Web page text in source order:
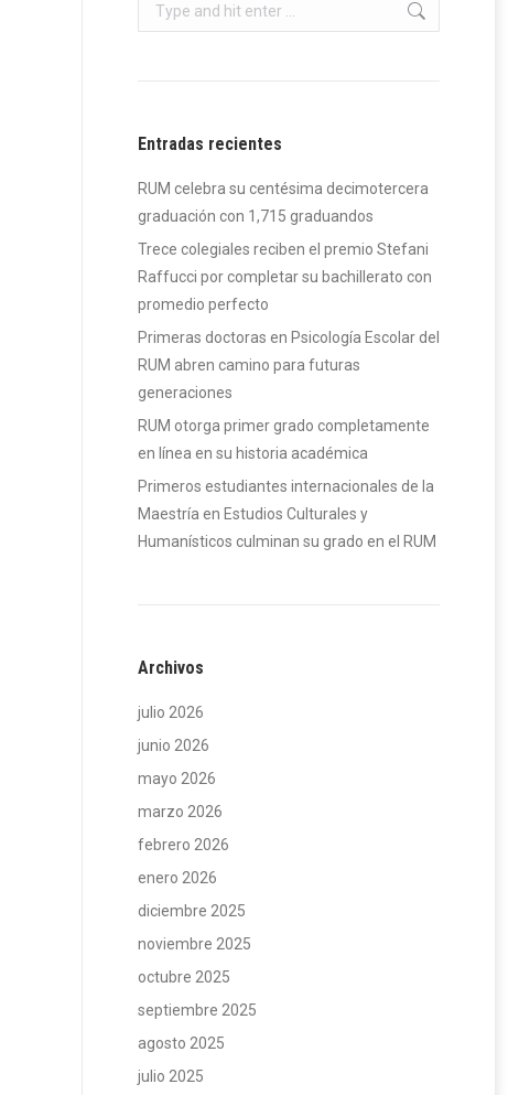
Entradas recientes
RUM celebra su centésima decimotercera
graduación con 1,715 graduandos
Trece colegiales reciben el premio Stefani
Raffucci por completar su bachillerato con
promedio perfecto
Primeras doctoras en Psicología Escolar del
RUM abren camino para futuras
generaciones
RUM otorga primer grado completamente
en línea en su historia académica
Primeros estudiantes internacionales de la
Maestría en Estudios Culturales y
Humanísticos culminan su grado en el RUM
Archivos
julio 2026
junio 2026
mayo 2026
marzo 2026
febrero 2026
enero 2026
diciembre 2025
noviembre 2025
octubre 2025
septiembre 2025
agosto 2025
julio 2025